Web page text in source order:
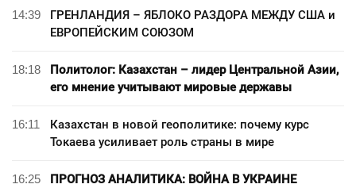
14:39
ГРЕНЛАНДИЯ – ЯБЛОКО РАЗДОРА МЕЖДУ США и
ЕВРОПЕЙСКИМ СОЮЗОМ
18:18
Политолог: Казахстан – лидер Центральной Азии,
его мнение учитывают мировые державы
16:11
Казахстан в новой геополитике: почему курс
Токаева усиливает роль страны в мире
16:25
ПРОГНОЗ АНАЛИТИКА: ВОЙНА В УКРАИНЕ